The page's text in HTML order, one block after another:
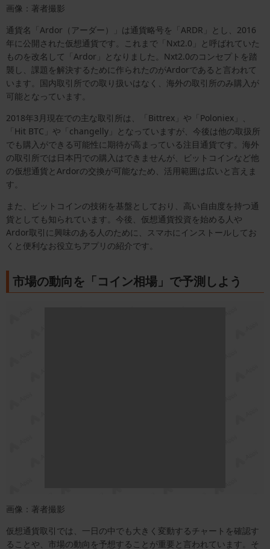
画像：著者撮影
通貨名「Ardor（アーダー）」は通貨略号を「ARDR」とし、2016
年に公開された仮想通貨です。これまで「Nxt2.0」と呼ばれていた
ものを改名して「Ardor」となりました。Nxt2.0のコンセプトを踏
襲し、課題を解決するために作られたのがArdorであると言われて
います。国内取引所での取り扱いはなく、海外の取引所のみ購入が
可能となっています。
2018年3月現在での主な取引所は、「Bittrex」や「Poloniex」、
「Hit BTC」や「changelly」となっていますが、今後は他の取扱所
でも購入ができる可能性に期待が高まっている注目通貨です。海外
の取引所では日本円での購入はできませんが、ビットコインなど他
の仮想通貨とArdorの交換が可能なため、活用範囲は広いと言えま
す。
また、ビットコインの技術を基盤としており、高い自由度を持つ通
貨としても知られています。今後、仮想通貨投資を始める人や
Ardor取引に興味のある人のために、スマホにインストールしてお
くと便利なお役立ちアプリの紹介です。
市場の動向を「コイン相場」で予測しよう
画像：著者撮影
仮想通貨取引では、一日の中でも大きく変動するチャートを確認す
ることや、市場の動向を予想することが重要と言われています。そ